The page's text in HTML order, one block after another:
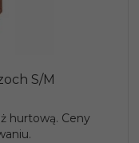
S/M
hurtową. Ceny